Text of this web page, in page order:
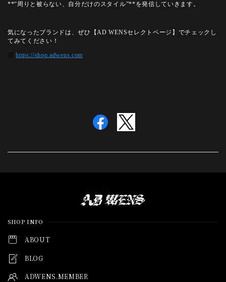
**“周りと被らない、自分だけのスタイル”**を発信していきます。
気になったブランドは、ぜひ【AD WENSセレクトページ】でチェックし
てみてください！
🛒https://shop.adwens.com
SHOP INFO
ABOUT
BLOG
ADWENS.MEMBER